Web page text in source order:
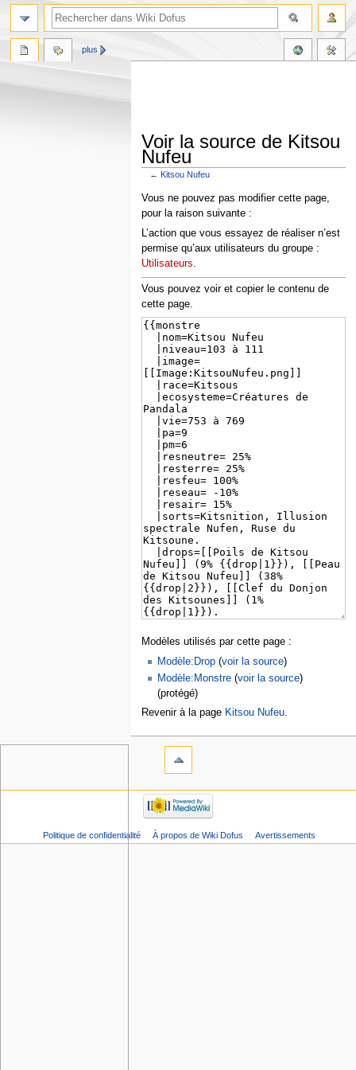
Voir la source de Kitsou
Nufeu
←Kitsou Nufeu
Aller
à
la
navigation
Aller
à
la
recherche
Vous ne pouvez pas modifier cette page,
pour la raison suivante :
L’action que vous essayez de réaliser n’est
permise qu’aux utilisateurs du groupe :
Utilisateurs.
Vous pouvez voir et copier le contenu de
cette page.
Modèles utilisés par cette page :
Modèle:Drop (voir la source)
Modèle:Monstre (voir la source)
(protégé)
Revenir à la page Kitsou Nufeu.
plus
Politique de confidentialité À propos de Wiki Dofus Avertissements